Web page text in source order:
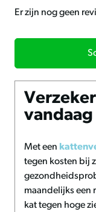
Voordelen
• voorzien van
• tweezijdig te
• gemaakt van
Lengte 44 cm
Breedte 11 cm
Onderhoud en
Er zijn nog geen
Met een
tegen kosten bij
maandelijks een
kat tegen hoge